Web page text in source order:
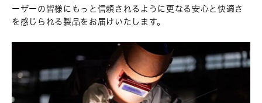
ーザーの皆様にもっと信頼されるように更なる安心と快適さ
を感じられる製品をお届けいたします。